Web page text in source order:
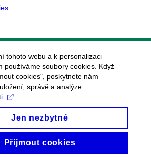
tohoto webu a k personalizaci
používáme soubory cookies. Když
cookies", poskytnete nám
správě a analýze.
Jen nezbytné
Přijmout cookies